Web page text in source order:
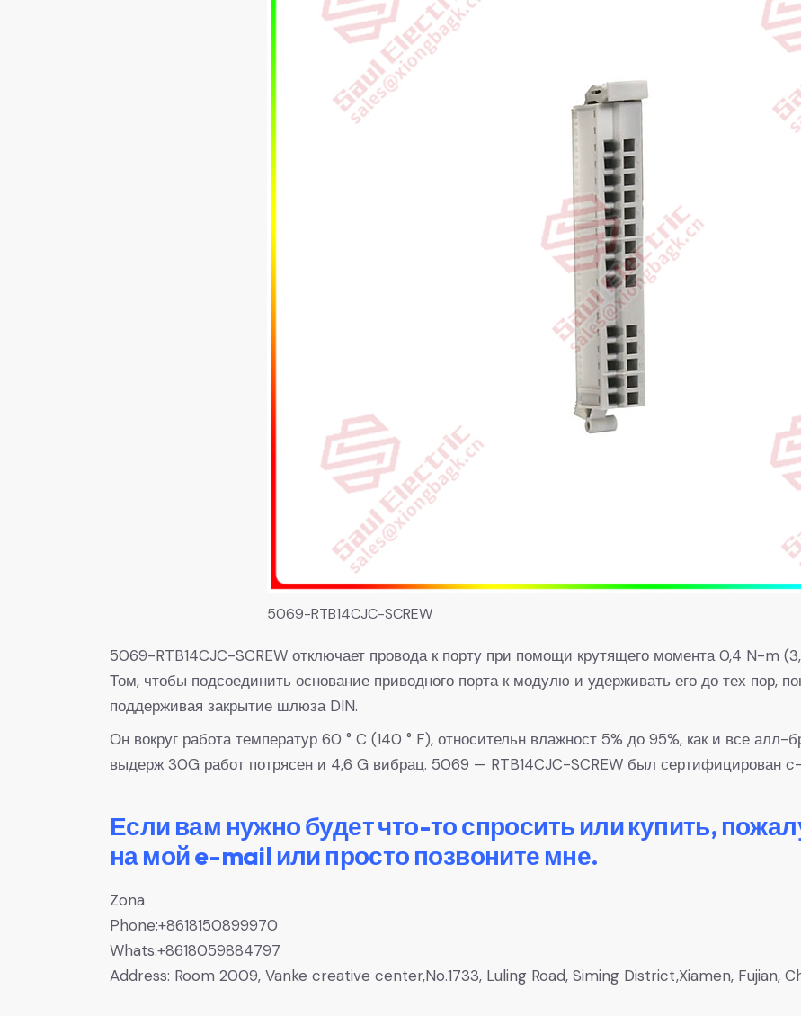
5069-RTB14CJC-SCREW
5069-RTB14CJC-SCREW отключает провода к порту при помощи крутящего момента 0,4 N-m
Том, чтобы подсоединить основание приводного порта к модулю и удерживать его до тех пор,
поддерживая закрытие шлюза DIN.
Он вокруг работа температур 60 ° C (140 ° F), относительн влажност 5% до 95%, как и все
выдерж 30G работ потрясен и 4,6 G вибрац. 5069 — RTB14CJC-SCREW был сертифицирован c-
Если вам нужно будет что-то спросить или купить,
на мой e-mail или просто позвоните мне.
Zona
Phone:+8618150899970
Whats:+8618059884797
Address: Room 2009, Vanke creative center,No.1733, Luling Road, Siming District,Xiamen, Fujian,